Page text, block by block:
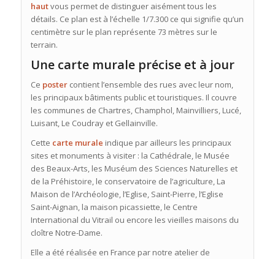
hautvous permet de distinguer aisément tous les
détails. Ce plan est à l’échelle 1/7.300 ce qui signifie qu’un
centimètre sur le plan représente 73 mètres sur le
terrain.
Une carte murale précise et à jour
Ce postercontient l’ensemble des rues avec leur nom,
les principaux bâtiments public et touristiques. Il couvre
les communes de Chartres, Champhol, Mainvilliers, Lucé,
Luisant, Le Coudray et Gellainville.
Cette carte murale indique par ailleurs les principaux
sites et monuments à visiter : la Cathédrale, le Musée
des Beaux-Arts, les Muséum des Sciences Naturelles et
de la Préhistoire, le conservatoire de l’agriculture, La
Maison de l’Archéologie, l’Eglise, Saint-Pierre, l’Eglise
Saint-Aignan, la maison picassiette, le Centre
International du Vitrail ou encore les vieilles maisons du
cloître Notre-Dame.
Elle a été réalisée en France par notre atelier de